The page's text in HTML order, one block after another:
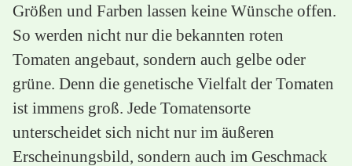
Größen und Farben lassen keine Wünsche offen.
So werden nicht nur die bekannten roten
Tomaten angebaut, sondern auch gelbe oder
grüne. Denn die genetische Vielfalt der Tomaten
ist immens groß. Jede Tomatensorte
unterscheidet sich nicht nur im äußeren
Erscheinungsbild, sondern auch im Geschmack